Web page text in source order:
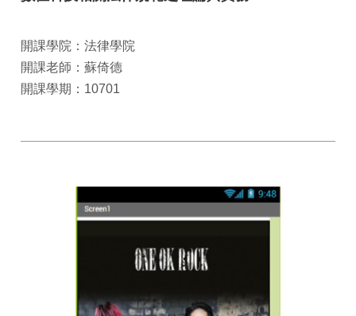
開課學院：法律學院
開課老師：蘇倚德
開課學期：10701